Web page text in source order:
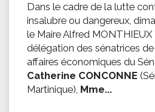
Dans le cadre de la lutte
insalubre ou dangereux,
le Maire Alfred
délégation des sénatrices
affaires économiques du
Catherine CONCONNE
Martinique), Mme...